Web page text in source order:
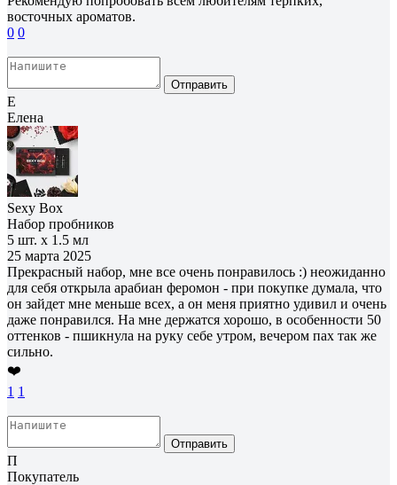
восточных ароматов.
0 0
Отправить
Е
Елена
Sexy Box
Набор пробников
5 шт. х 1.5 мл
25 марта 2025
Прекрасный набор, мне все очень понравилось :) неожиданно
для себя открыла арабиан феромон - при покупке думала, что
он зайдет мне меньше всех, а он меня приятно удивил и очень
даже понравился. На мне держатся хорошо, в особенности 50
оттенков - пшикнула на руку себе утром, вечером пах так же
сильно.
❤️
1 1
Отправить
П
Покупатель